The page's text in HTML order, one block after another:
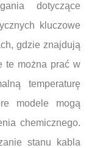
dotyczące
kluczowe
gdzie znajdują
te można prać w
temperaturę
modele mogą
chemicznego.
stanu kabla